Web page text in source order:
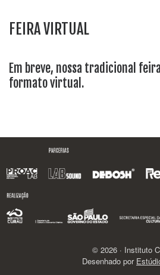
FEIRA VIRTUAL
Em breve, nossa tradicional
formato virtual.
© 2026 · Instituto
Desenhado por